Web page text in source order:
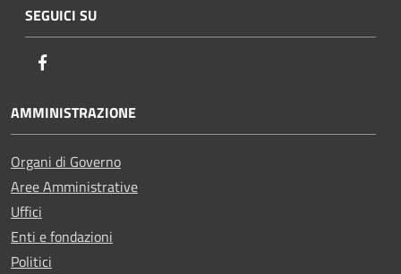
SEGUICI SU
AMMINISTRAZIONE
Organi di Governo
Aree Amministrative
Uffici
Enti e fondazioni
Politici